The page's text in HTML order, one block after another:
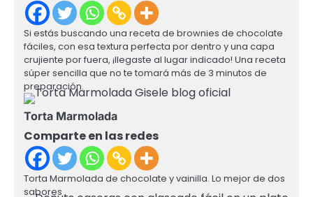
Si estás buscando una receta de brownies de chocolate
fáciles, con esa textura perfecta por dentro y una capa
crujiente por fuera, ¡llegaste al lugar indicado! Una receta
súper sencilla que no te tomará más de 3 minutos de
preparación.
Torta Marmolada
Comparte en las redes
Torta Marmolada de chocolate y vainilla. Lo mejor de dos
sabores